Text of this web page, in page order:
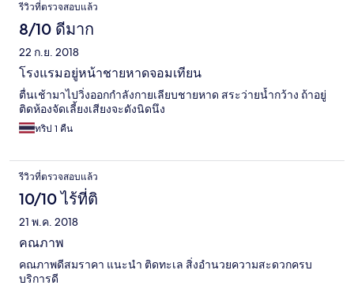
รีวิวที่ตรวจสอบแล้ว
8/10 ดีมาก
22 ก.ย. 2018
โรงแรมอยู่หน้าชายหาดจอมเทียน
ตื่นเช้ามาไปวิ่งออกกำลังกายเลียบชายหาด สระว่ายน้ำกว้าง ถ้าอยู่
ติดห้องจัดเลี้ยงเสียงจะดังนิดนึง
ทริป 1 คืน
รีวิวที่ตรวจสอบแล้ว
10/10 ไร้ที่ติ
21 พ.ค. 2018
คณภาพ
คณภาพดีสมราคา แนะนำ ติดทะเล สิ่งอำนวยความสะดวกครบ
บริการดี